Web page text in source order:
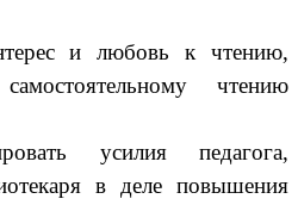
и любовь к чтению,
чтению
усилия педагога,
в деле повышения